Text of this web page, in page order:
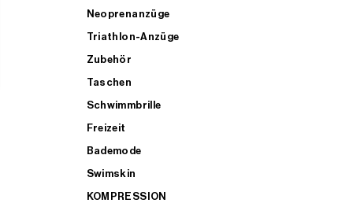
Neoprenanzüge
Triathlon-Anzüge
Zubehör
Taschen
Schwimmbrille
Freizeit
Bademode
Swimskin
KOMPRESSION